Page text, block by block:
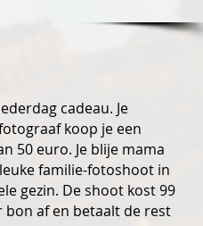
cadeau. Je
koop je een
50 euro. Je blije mama
familie-fotoshoot in
gezin. De shoot kost 99
bon af en betaalt de rest